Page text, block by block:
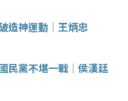
造神運動｜王炳忠
民黨不堪一戰｜侯漢廷